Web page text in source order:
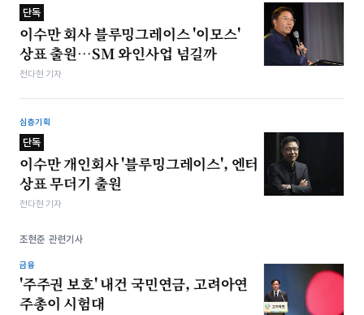
단독
이수만 회사 블루밍그레이스 '이모스'
상표 출원…SM 와인사업 넘길까
전다현 기자
심층기획
단독
이수만 개인회사 '블루밍그레이스', 엔터
상표 무더기 출원
전다현 기자
조현준 관련기사
금융
'주주권 보호' 내건 국민연금, 고려아연
주총이 시험대